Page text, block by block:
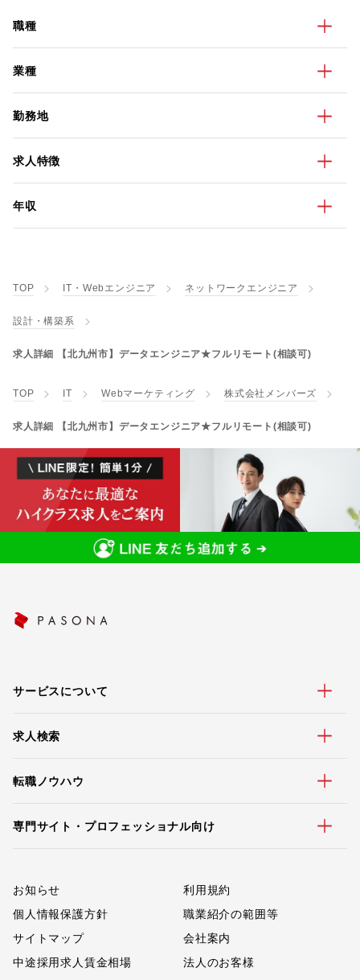
職種
業種
勤務地
求人特徴
年収
TOP IT・Webエンジニア ネットワークエンジニア
設計・構築系
求人詳細 【北九州市】データエンジニア★フルリモート(相談可)
TOP IT Webマーケティング 株式会社メンバーズ
求人詳細 【北九州市】データエンジニア★フルリモート(相談可)
サービスについて
求人検索
転職ノウハウ
専門サイト・プロフェッショナル向け
お知らせ
利用規約
個人情報保護方針
職業紹介の範囲等
サイトマップ
会社案内
中途採用求人賃金相場
法人のお客様